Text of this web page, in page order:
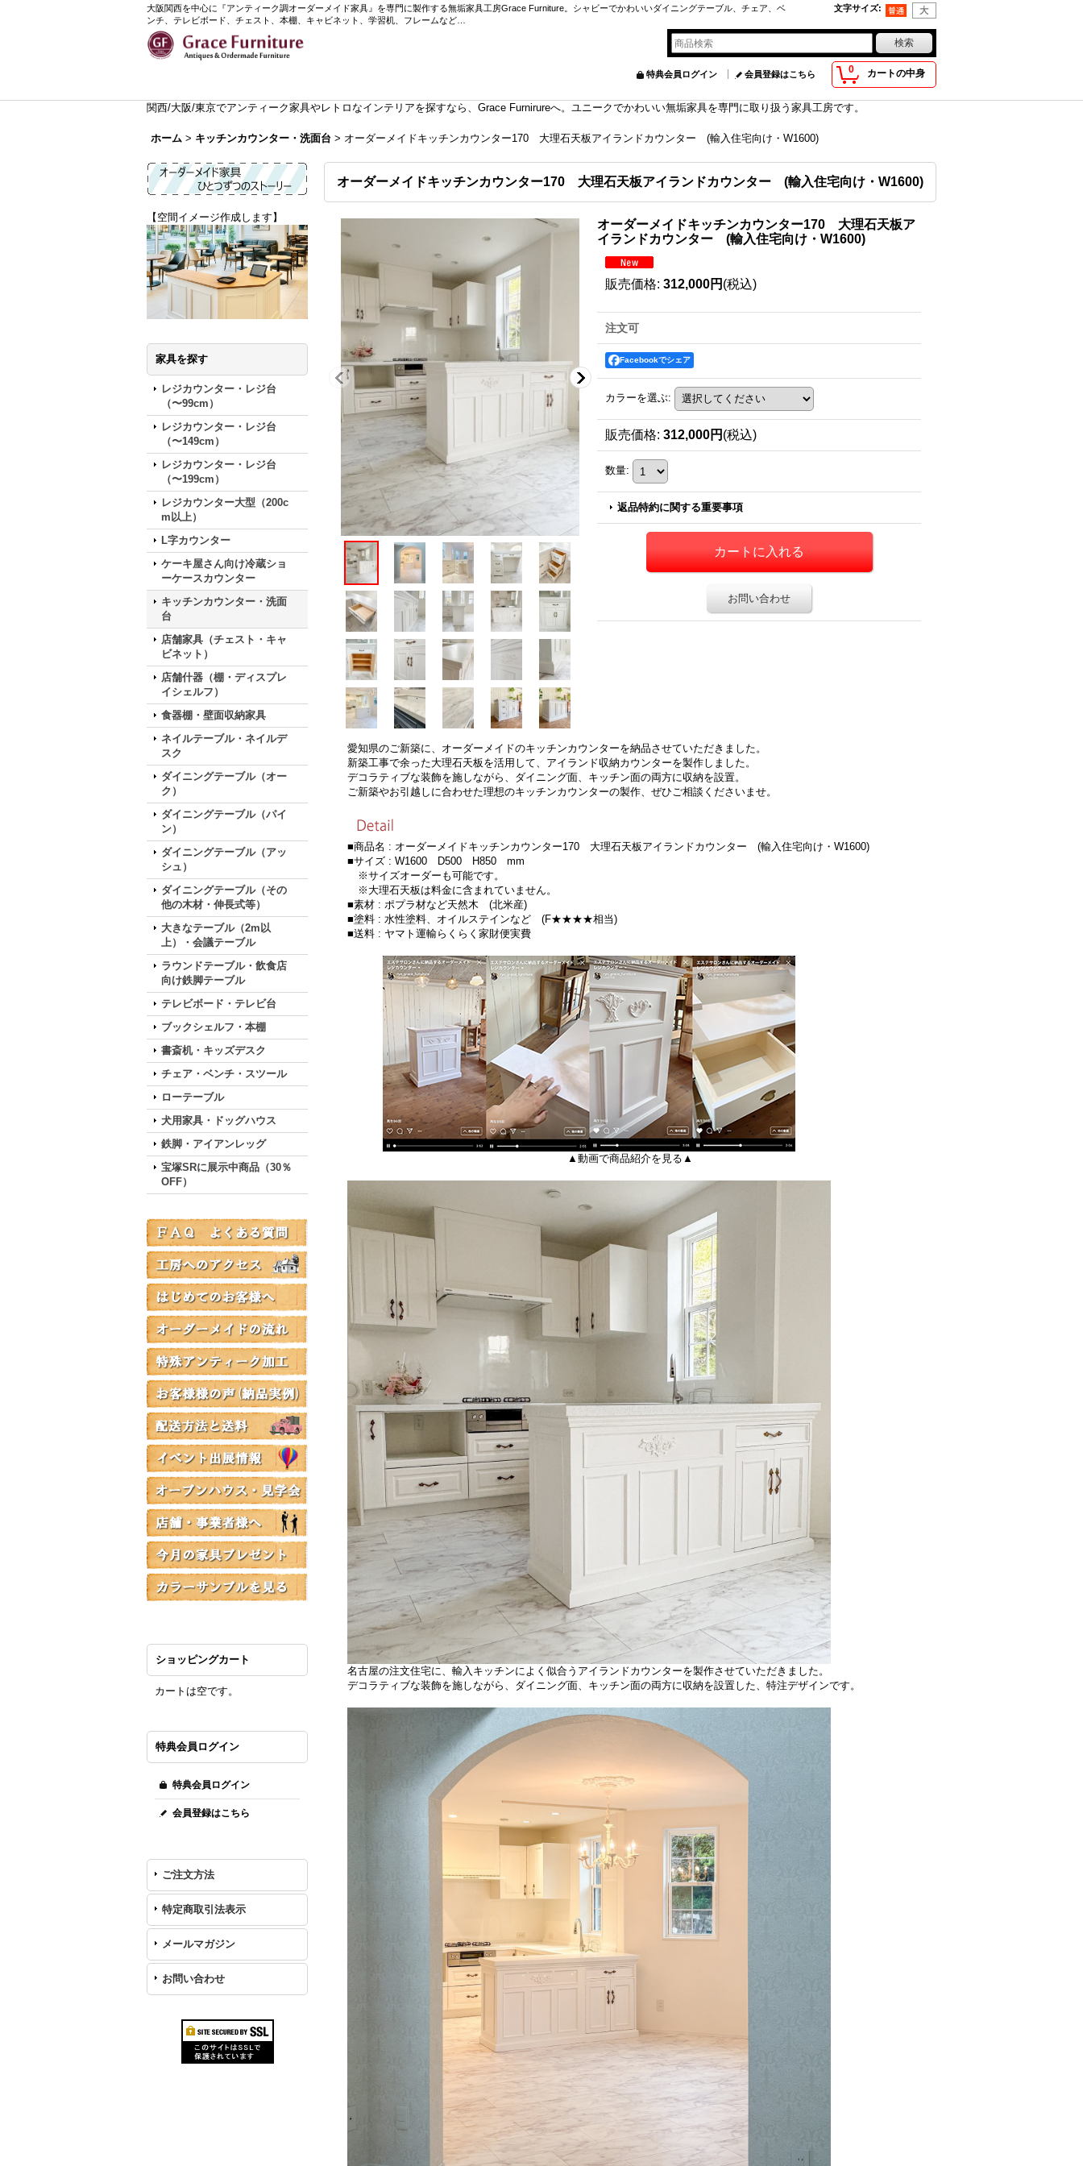
大阪関西を中心に『アンティーク調オーダーメイド家具』を専門に製作する無垢家具工房Grace Furniture。シャビーでかわいいダイニングテーブル、チェア、ベ
ンチ、テレビボード、チェスト、本棚、キャビネット、学習机、フレームなど…
文字サイズ:
0 カートの中身
特典会員ログイン 会員登録はこちら
関西/大阪/東京でアンティーク家具やレトロなインテリアを探すなら、Grace Furnirureへ。ユニークでかわいい無垢家具を専門に取り扱う家具工房です。
ホーム > キッチンカウンター・洗面台 > オーダーメイドキッチンカウンター170 大理石天板アイランドカウンター (輸入住宅向け・W1600)
【空間イメージ作成します】
家具を探す
レジカウンター・レジ台
（〜99cm）
レジカウンター・レジ台
（〜149cm）
レジカウンター・レジ台
（〜199cm）
レジカウンター大型（200c
m以上）
L字カウンター
ケーキ屋さん向け冷蔵ショ
ーケースカウンター
キッチンカウンター・洗面
台
店舗家具（チェスト・キャ
ビネット）
店舗什器（棚・ディスプレ
イシェルフ）
食器棚・壁面収納家具
ネイルテーブル・ネイルデ
スク
ダイニングテーブル（オー
ク）
ダイニングテーブル（パイ
ン）
ダイニングテーブル（アッ
シュ）
ダイニングテーブル（その
他の木材・伸長式等）
大きなテーブル（2m以
上）・会議テーブル
ラウンドテーブル・飲食店
向け鉄脚テーブル
テレビボード・テレビ台
ブックシェルフ・本棚
書斎机・キッズデスク
チェア・ベンチ・スツール
ローテーブル
犬用家具・ドッグハウス
鉄脚・アイアンレッグ
宝塚SRに展示中商品（30％
OFF）
ショッピングカート
カートは空です。
特典会員ログイン
特典会員ログイン
会員登録はこちら
ご注文方法
特定商取引法表示
メールマガジン
お問い合わせ
オーダーメイドキッチンカウンター170 大理石天板アイランドカウンター (輸入住宅向け・W1600)
オーダーメイドキッチンカウンター170 大理石天板ア
イランドカウンター (輸入住宅向け・W1600)
販売価格: 312,000円 (税込)
注文可
Facebookでシェア
カラーを選ぶ:
販売価格: 312,000円 (税込)
数量:
返品特約に関する重要事項
お問い合わせ
愛知県のご新築に、オーダーメイドのキッチンカウンターを納品させていただきました。
新築工事で余った大理石天板を活用して、アイランド収納カウンターを製作しました。
デコラティブな装飾を施しながら、ダイニング面、キッチン面の両方に収納を設置。
ご新築やお引越しに合わせた理想のキッチンカウンターの製作、ぜひご相談くださいませ。
■商品名 : オーダーメイドキッチンカウンター170 大理石天板アイランドカウンター (輸入住宅向け・W1600)
■サイズ : W1600 D500 H850 mm
※サイズオーダーも可能です。
※大理石天板は料金に含まれていません。
■素材 : ポプラ材など天然木 (北米産)
■塗料 : 水性塗料、オイルステインなど (F★★★★相当)
■送料 : ヤマト運輸らくらく家財便実費
▲動画で商品紹介を見る▲
名古屋の注文住宅に、輸入キッチンによく似合うアイランドカウンターを製作させていただきました。
デコラティブな装飾を施しながら、ダイニング面、キッチン面の両方に収納を設置した、特注デザインです。